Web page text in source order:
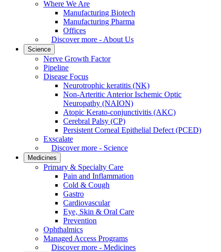
Where We Are
Manufacturing Biotech
Manufacturing Pharma
Offices
Discover more - About Us
Science
Nerve Growth Factor
Pipeline
Disease Focus
Neurotrophic keratitis (NK)
Non-Arteritic Anterior Ischemic Optic
Neuropathy (NAION)
Atopic Kerato-conjunctivitis (AKC)
Cerebral Palsy (CP)
Persistent Corneal Epithelial Defect (PCED)
Exscalate
Discover more - Science
Medicines
Primary & Specialty Care
Pain and Inflammation
Cold & Cough
Gastro
Cardiovascular
Eye, Skin & Oral Care
Prevention
Ophthalmics
Managed Access Programs
Discover more - Medicines